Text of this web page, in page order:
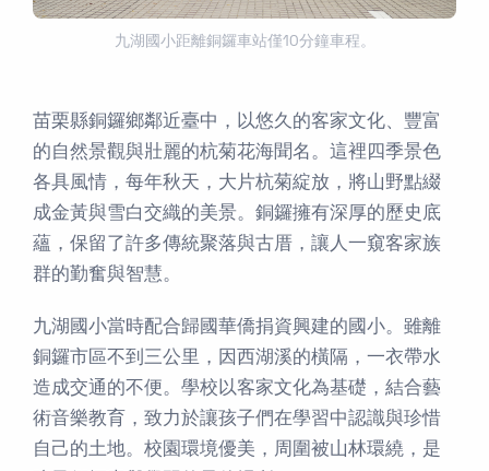
九湖國小距離銅鑼車站僅10分鐘車程。
苗栗縣銅鑼鄉鄰近臺中，以悠久的客家文化、豐富
的自然景觀與壯麗的杭菊花海聞名。這裡四季景色
各具風情，每年秋天，大片杭菊綻放，將山野點綴
成金黃與雪白交織的美景。銅鑼擁有深厚的歷史底
蘊，保留了許多傳統聚落與古厝，讓人一窺客家族
群的勤奮與智慧。
九湖國小當時配合歸國華僑捐資興建的國小。雖離
銅鑼市區不到三公里，因西湖溪的橫隔，一衣帶水
造成交通的不便。學校以客家文化為基礎，結合藝
術音樂教育，致力於讓孩子們在學習中認識與珍惜
自己的土地。校園環境優美，周圍被山林環繞，是